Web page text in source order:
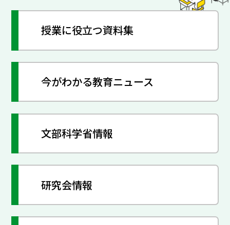
授業に役立つ資料集
今がわかる教育ニュース
文部科学省情報
研究会情報